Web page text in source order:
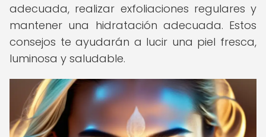
adecuada, realizar exfoliaciones regulares y
mantener una hidratación adecuada. Estos
consejos te ayudarán a lucir una piel fresca,
luminosa y saludable.